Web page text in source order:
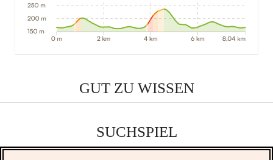
GUT ZU WISSEN
SUCHSPIEL